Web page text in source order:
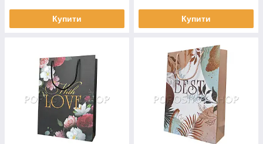
Купити Купити